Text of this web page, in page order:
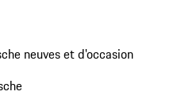
neuves et d'occasion